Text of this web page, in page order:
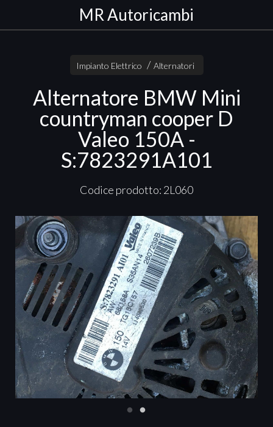
MR Autoricambi
Impianto Elettrico Alternatori
Alternatore BMW Mini
countryman cooper D
Valeo 150A -
S:7823291A101
Codice prodotto: 2L060